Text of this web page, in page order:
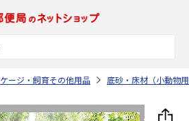
ケージ・飼育その他用品 底砂・床材（小動物